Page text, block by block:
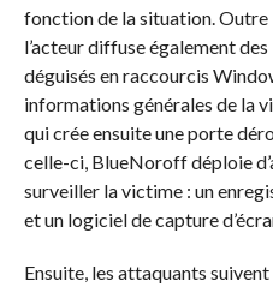
fonction de la situation. Outre
l’acteur diffuse également
déguisés en raccourcis
informations générales de la
qui crée ensuite une porte
celle-ci, BlueNoroff déploie
surveiller la victime : un
et un logiciel de capture
Ensuite, les attaquants